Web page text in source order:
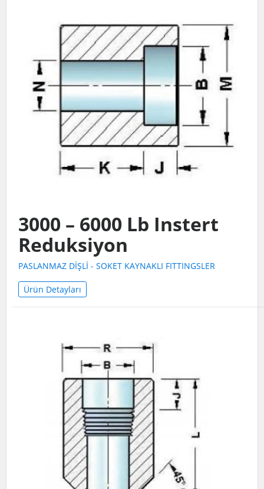
3000 – 6000 Lb Instert
Reduksiyon
PASLANMAZ DİŞLİ - SOKET KAYNAKLI FITTINGSLER
Ürün Detayları